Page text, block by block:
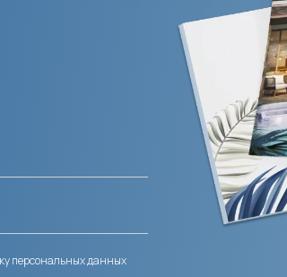
персональных данных